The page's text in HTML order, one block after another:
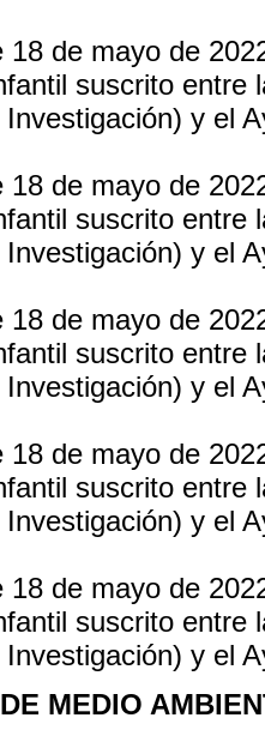
18 de mayo de
suscrito entre
y el
18 de mayo de
suscrito entre
y el
18 de mayo de
suscrito entre
y el
18 de mayo de
suscrito entre
y el
18 de mayo de
suscrito entre
Investigación) y el
MEDIO